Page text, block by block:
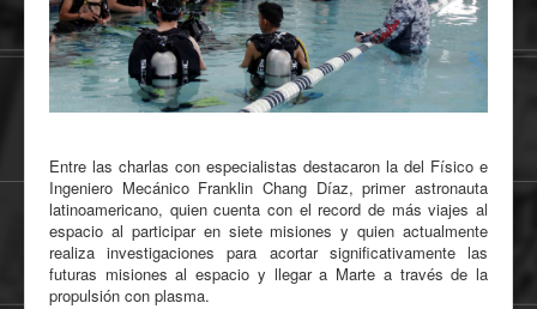
Entre las charlas con especialistas destacaron la del Físico e
Ingeniero Mecánico Franklin Chang Díaz, primer astronauta
latinoamericano, quien cuenta con el record de más viajes al
espacio al participar en siete misiones y quien actualmente
realiza investigaciones para acortar significativamente las
futuras misiones al espacio y llegar a Marte a través de la
propulsión con plasma.